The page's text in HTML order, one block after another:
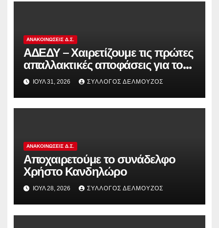
ΑΝΑΚΟΙΝΏΣΕΙΣ Δ.Σ.
ΑΔΕΔΥ – Χαιρετίζουμε τις πρώτες
απαλλακτικές αποφάσεις για τους
διωκόμενους εκπαιδευτικούς που
συμμετείχαν στον αγώνα ενάντια
στην αντιδραστική αξιολόγηση!
ΙΟΎΛ 31, 2026 ΣΎΛΛΟΓΟΣ ΔΕΛΜΟΎΖΟΣ
ΑΝΑΚΟΙΝΏΣΕΙΣ Δ.Σ.
Αποχαιρετούμε το συνάδελφο
Χρήστο Κανδηλώρο
ΙΟΎΛ 28, 2026 ΣΎΛΛΟΓΟΣ ΔΕΛΜΟΎΖΟΣ